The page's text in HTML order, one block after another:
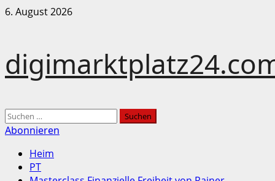
Zum
6. August 2026
Hauptmenü
Suchen
nach:
Abonnieren
Heim
PT